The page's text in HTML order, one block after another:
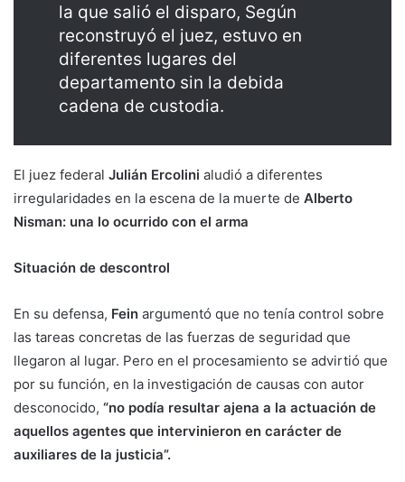
la que salió el disparo, Según
reconstruyó el juez, estuvo en
diferentes lugares del
departamento sin la debida
cadena de custodia.
El juez federal Julián Ercolini aludió a diferentes
irregularidades en la escena de la muerte de Alberto
Nisman: una lo ocurrido con el arma
Situación de descontrol
En su defensa, Fein argumentó que no tenía control sobre
las tareas concretas de las fuerzas de seguridad que
llegaron al lugar. Pero en el procesamiento se advirtió que
por su función, en la investigación de causas con autor
desconocido, “no podía resultar ajena a la actuación de
aquellos agentes que intervinieron en carácter de
auxiliares de la justicia”.